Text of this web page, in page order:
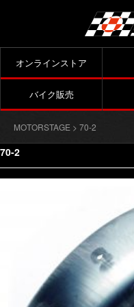
オンラインストア
バイク販売
MOTORSTAGE > 70-2
70-2